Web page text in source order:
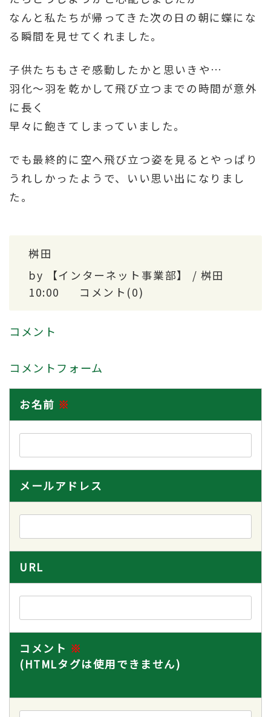
なんと私たちが帰ってきた次の日の朝に蝶にな
る瞬間を見せてくれました。
子供たちもさぞ感動したかと思いきや…
羽化～羽を乾かして飛び立つまでの時間が意外
に長く
早々に飽きてしまっていました。
でも最終的に空へ飛び立つ姿を見るとやっぱり
うれしかったようで、いい思い出になりまし
た。
桝田
by
【インターネット事業部】 / 桝田
10:00
コメント(0)
コメント
コメントフォーム
お名前 ※
メールアドレス
URL
コメント ※
(HTMLタグは使用できません)